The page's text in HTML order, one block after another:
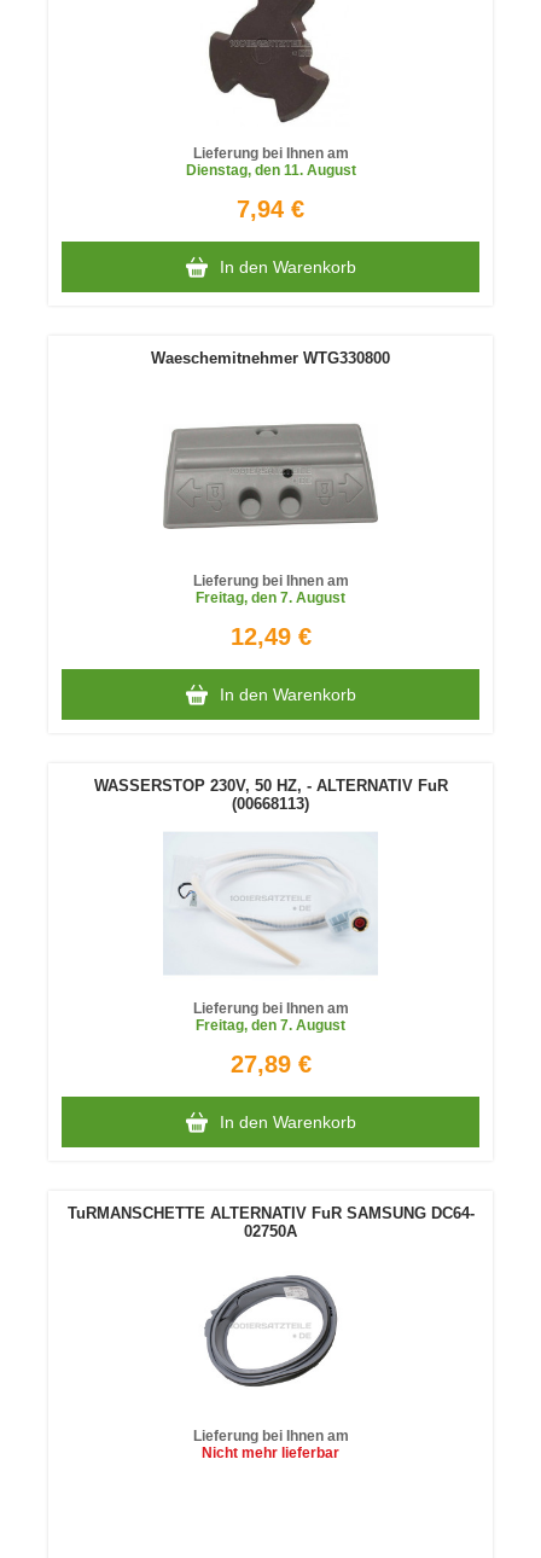
Lieferung bei Ihnen am
Dienstag, den 11. August
7,94 €
In den Warenkorb
Waeschemitnehmer WTG330800
Lieferung bei Ihnen am
Freitag, den 7. August
12,49 €
In den Warenkorb
WASSERSTOP 230V, 50 HZ, - ALTERNATIV FuR
(00668113)
Lieferung bei Ihnen am
Freitag, den 7. August
27,89 €
In den Warenkorb
TuRMANSCHETTE ALTERNATIV FuR SAMSUNG DC64-
02750A
Lieferung bei Ihnen am
Nicht mehr lieferbar